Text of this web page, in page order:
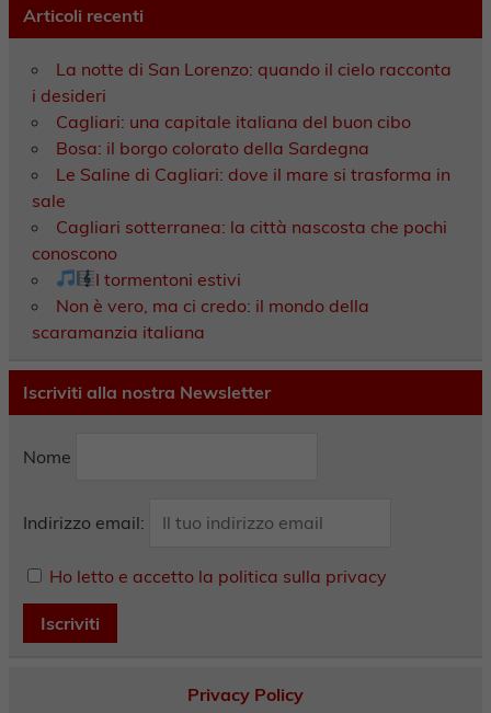
Articoli recenti
La notte di San Lorenzo: quando il cielo racconta
i desideri
Cagliari: una capitale italiana del buon cibo
Bosa: il borgo colorato della Sardegna
Le Saline di Cagliari: dove il mare si trasforma in
sale
Cagliari sotterranea: la città nascosta che pochi
conoscono
I tormentoni estivi
Non è vero, ma ci credo: il mondo della
scaramanzia italiana
Iscriviti alla nostra Newsletter
Nome
Indirizzo email:
Ho letto e accetto la politica sulla privacy
Privacy Policy